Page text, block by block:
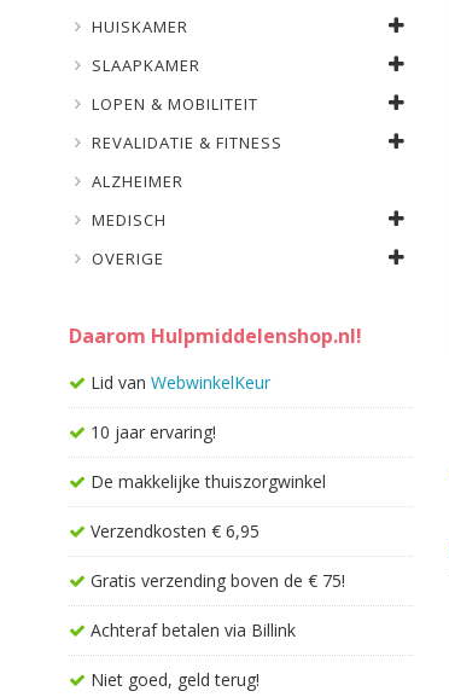
HUISKAMER
SLAAPKAMER
LOPEN & MOBILITEIT
REVALIDATIE & FITNESS
ALZHEIMER
MEDISCH
OVERIGE
Daarom Hulpmiddelenshop.nl!
Lid vanWebwinkelKeur
10 jaar ervaring!
De makkelijke thuiszorgwinkel
Verzendkosten € 6,95
Gratis verzending boven de € 75!
Achteraf betalen via Billink
Niet goed, geld terug!